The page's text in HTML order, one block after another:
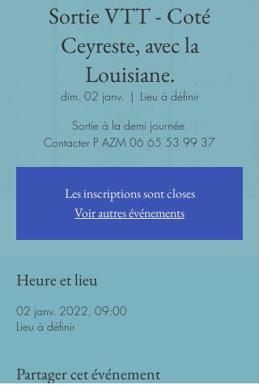
Sortie VTT - Coté
Ceyreste, avec la
Louisiane.
dim. 02 janv.
  |
Lieu à définir
Sortie à la demi journée.
Contacter P AZM 06 65 53 99 37
Les inscriptions sont closes
Voir autres événements
Heure et lieu
02 janv. 2022, 09:00
Lieu à définir
Partager cet événement